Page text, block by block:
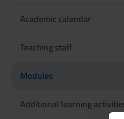
Academic calendar
Teaching staff
Modules
Additional learning